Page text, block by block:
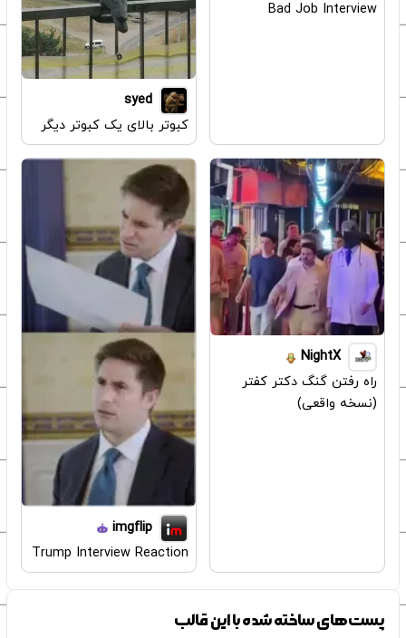
Bad Job Interview
syed
کبوتر بالای یک کبوتر دیگر
NightX
راه رفتن گنگ دکتر کفتر
(نسخه واقعی)
imgflip
Trump Interview Reaction
پست‌های ساخته شده با این قالب